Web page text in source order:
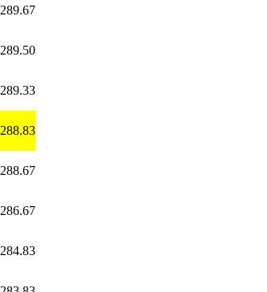
289.67
289.50
289.33
288.83
288.67
286.67
284.83